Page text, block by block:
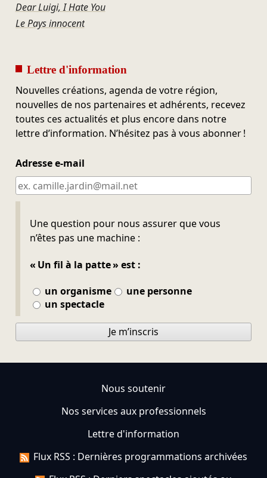
Dear Luigi, I Hate You
Le Pays innocent
Lettre d'information
Nouvelles créations, agenda de votre région,
nouvelles de nos partenaires et adhérents, recevez
toutes ces actualités et plus encore dans notre
lettre d’information. N’hésitez pas à vous abonner !
Adresse e-mail
Une question pour nous assurer que vous
n’êtes pas une machine :
« Un fil à la patte » est :
un organisme
une personne
un spectacle
Ne pas remplir
Je m’inscris
Nous soutenir
Nos services aux professionnels
Lettre d'information
Flux RSS : Dernières programmations archivées